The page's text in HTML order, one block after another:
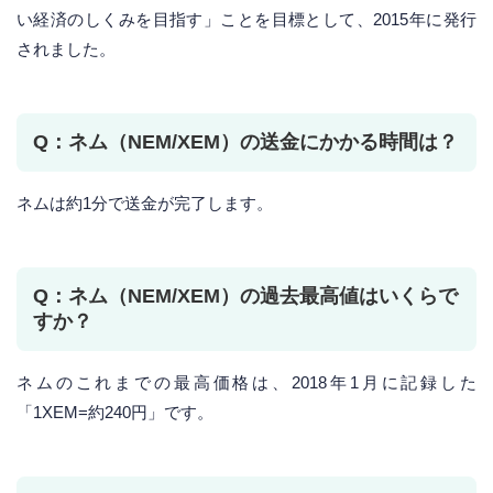
い経済のしくみを目指す」ことを目標として、2015年に発行
されました。
Q：ネム（NEM/XEM）の送金にかかる時間は？
ネムは約1分で送金が完了します。
Q：ネム（NEM/XEM）の過去最高値はいくらで
すか？
ネムのこれまでの最高価格は、2018年1月に記録した
「1XEM=約240円」です。